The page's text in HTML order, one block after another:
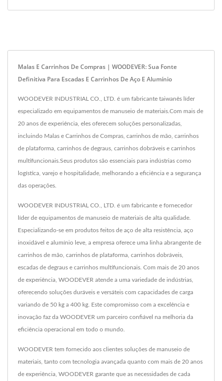
Malas E Carrinhos De Compras | WOODEVER: Sua Fonte
Definitiva Para Escadas E Carrinhos De Aço E Alumínio
WOODEVER INDUSTRIAL CO., LTD. é um fabricante taiwanês líder
especializado em equipamentos de manuseio de materiais.Com mais de
20 anos de experiência, eles oferecem soluções personalizadas,
incluindo Malas e Carrinhos de Compras, carrinhos de mão, carrinhos
de plataforma, carrinhos de degraus, carrinhos dobráveis e carrinhos
multifuncionais.Seus produtos são essenciais para indústrias como
logística, varejo e hospitalidade, melhorando a eficiência e a segurança
das operações.
WOODEVER INDUSTRIAL CO., LTD. é um fabricante e fornecedor
líder de equipamentos de manuseio de materiais de alta qualidade.
Especializando-se em produtos feitos de aço de alta resistência, aço
inoxidável e alumínio leve, a empresa oferece uma linha abrangente de
carrinhos de mão, carrinhos de plataforma, carrinhos dobráveis,
escadas de degraus e carrinhos multifuncionais. Com mais de 20 anos
de experiência, WOODEVER atende a uma variedade de indústrias,
oferecendo soluções duráveis e versáteis com capacidades de carga
variando de 50 kg a 400 kg. Este compromisso com a excelência e
inovação faz da WOODEVER um parceiro confiável na melhoria da
eficiência operacional em todo o mundo.
WOODEVER tem fornecido aos clientes soluções de manuseio de
materiais, tanto com tecnologia avançada quanto com mais de 20 anos
de experiência, WOODEVER garante que as necessidades de cada